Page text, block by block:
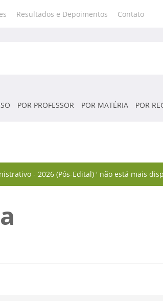
Resultados e Depoimentos Contato
POR PROFESSOR POR MATÉRIA POR
- 2026 (Pós-Edital) ' não está mais